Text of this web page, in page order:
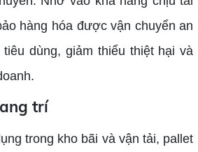
hàng hóa được vận chuyển an
dùng, giảm thiểu thiệt hại và
trí
trong kho bãi và vận tải, pallet